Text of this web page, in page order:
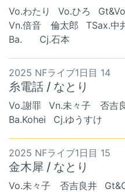
Vo.わたり Vo.ひろ
Vn.倍音 倫太郎
TSax.中
Ba. ︎︎
Cj.石本
2025 NFライブ1日目 14
糸電話 / なとり
Vo.謝罪 Vn.未々子 否吉
Ba.Kohei
Cj.ゆうすけ
2025 NFライブ1日目 15
金木犀 / なとり
Vo.未々子 否吉良井